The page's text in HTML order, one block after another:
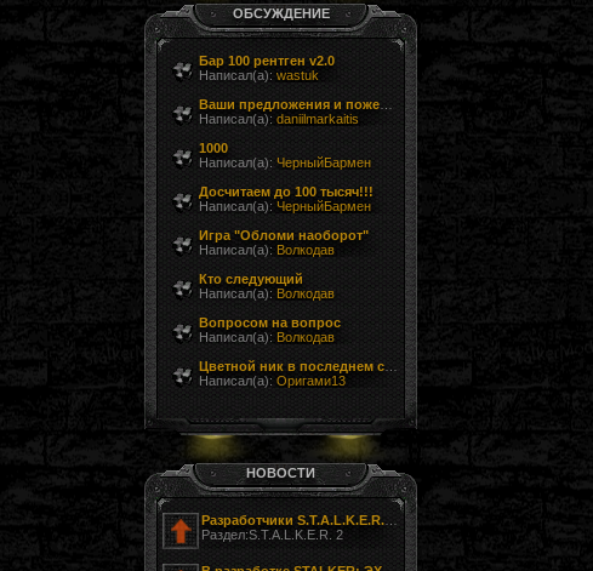
ОБСУЖДЕНИЕ
Бар 100 рентген v2.0
Написал(а): wastuk
Написал(а): daniilmarkaitis
1000
Написал(а): ЧерныйБармен
Досчитаем до 100 тысяч!!!
Написал(а): ЧерныйБармен
Игра "Обломи наоборот"
Написал(а): Волкодав
Кто следующий
Написал(а): Волкодав
Вопросом на вопрос
Написал(а): Волкодав
Написал(а): Оригами13
НОВОСТИ
Раздел:S.T.A.L.K.E.R. 2